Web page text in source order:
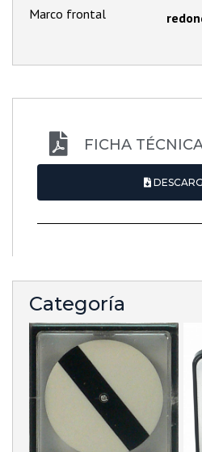
Marco frontal
FICHA
Categoría